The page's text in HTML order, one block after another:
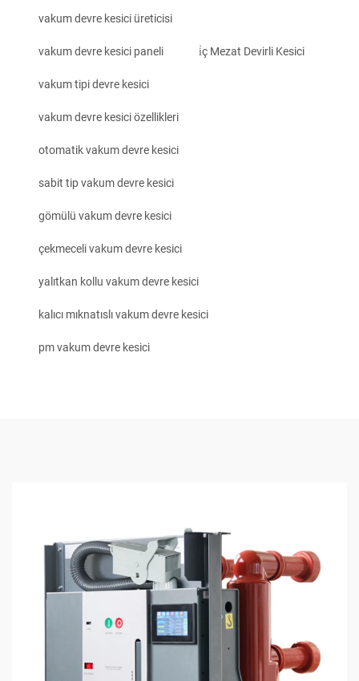
vakum devre kesici üreticisi
vakum devre kesici paneli i̇ç Mezat Devirli Kesici
vakum tipi devre kesici
vakum devre kesici özellikleri
otomatik vakum devre kesici
sabit tip vakum devre kesici
gömülü vakum devre kesici
çekmeceli vakum devre kesici
yalıtkan kollu vakum devre kesici
kalıcı mıknatıslı vakum devre kesici
pm vakum devre kesici